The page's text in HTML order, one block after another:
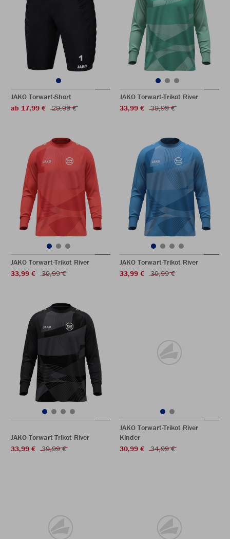
JAKO Torwart-Short
ab 17,99 €
29,99 €
JAKO Torwart-Trikot River
33,99 €
39,99 €
JAKO Torwart-Trikot River
33,99 €
39,99 €
JAKO Torwart-Trikot River
33,99 €
39,99 €
JAKO Torwart-Trikot River
33,99 €
39,99 €
JAKO Torwart-Trikot River
Kinder
30,99 €
34,99 €